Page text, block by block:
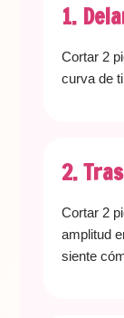
1.
Cortar 2
curva de
2.
Cortar 2
amplitud
siente